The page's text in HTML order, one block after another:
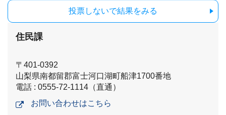
投票しないで結果をみる
住民課
〒401-0392
山梨県南都留郡富士河口湖町船津1700番地
電話 : 0555-72-1114（直通）
お問い合わせはこちら